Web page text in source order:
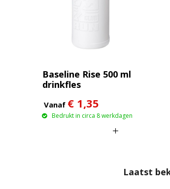
Baseline Rise 500 ml
drinkfles
Vanaf € 1,35
Bedrukt in circa 8 werkdagen
Laatst